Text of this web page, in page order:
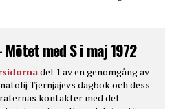
med S i maj 1972
del 1 av en genomgång av
Tjernjajevs dagbok och dess
kontakter med det